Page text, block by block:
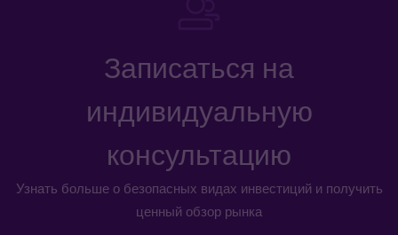
Записаться на
индивидуальную
консультацию
Узнать больше о безопасных видах инвестиций и получить
ценный обзор рынка